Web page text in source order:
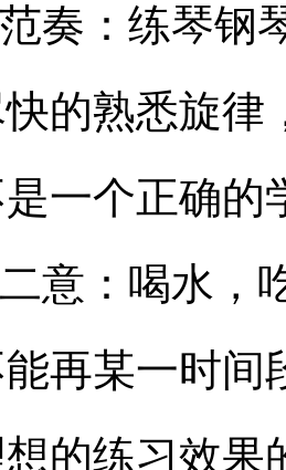
奏：练琴钢
的熟悉旋律
一个正确的
意：喝水，
再某一时间
的练习效果